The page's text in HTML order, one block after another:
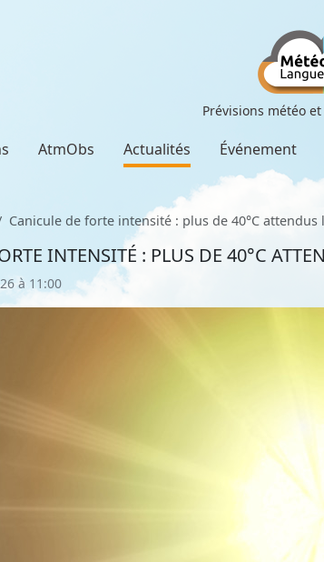
Prévisions météo
AtmObs Actualités Événement
Canicule de forte intensité : plus de 40°C
INTENSITÉ : PLUS DE 40°C
à 11:00